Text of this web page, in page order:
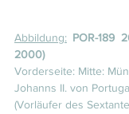
Abbildung: POR-189
2000)
Vorderseite: Mitte:
Johanns II. von
(Vorläufer des